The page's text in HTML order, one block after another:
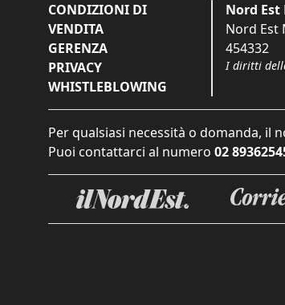
CONDIZIONI DI
VENDITA
GERENZA
PRIVACY
WHISTLEBLOWING
Nord
Nord Est
454332
I diritti
Per qualsiasi necessità o domanda, il
Puoi contattarci al numero 02